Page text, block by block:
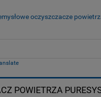
oczyszczacze
POWIETRZA